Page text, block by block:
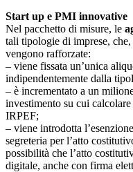
Start up e PMI innovative
Nel pacchetto di misure, le
tali tipologie di imprese, che,
vengono rafforzate:
– viene fissata un’unica
indipendentemente dalla
– è incrementato a un
investimento su cui
IRPEF;
– viene introdotta
segreteria per l’atto
possibilità che l’atto
digitale, anche con firma